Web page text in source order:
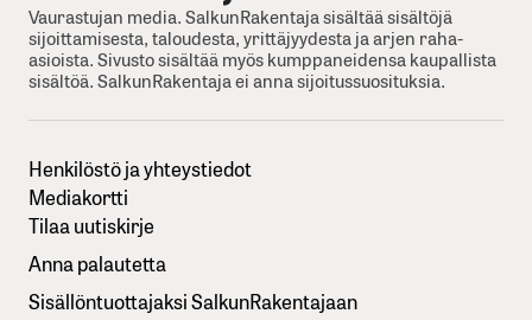
Vaurastujan media. SalkunRakentaja sisältää sisältöjä
sijoittamisesta, taloudesta, yrittäjyydesta ja arjen raha-
asioista. Sivusto sisältää myös kumppaneidensa kaupallista
sisältöä. SalkunRakentaja ei anna sijoitussuosituksia.
Henkilöstö ja yhteystiedot
Mediakortti
Tilaa uutiskirje
Anna palautetta
Sisällöntuottajaksi SalkunRakentajaan